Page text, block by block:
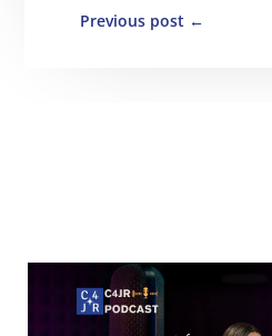
←
Previous post